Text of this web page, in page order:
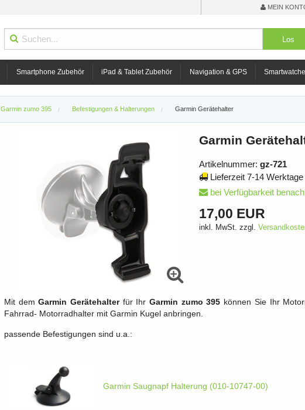
MEIN
Smartphone Zubehör iPad & Tablet Zubehör Navigation & GPS
Garmin zumo 395 Befestigungen & Halterungen Garmin Gerätehalter
Garmin
Artikelnummer: gz-721
Lieferzeit 7-14 Werktage
bei Verfügbarkeit
17,00 EUR
inkl. MwSt. zzgl.
Mit demGarmin Gerätehalterfür IhrGarmin zumo 395 können Sie Ihr
Fahrrad- Motorradhalter mit Garmin Kugel anbringen.
passende Befestigungen sind u.a.:
Garmin Saugnapf Halterung (010-10747-00)